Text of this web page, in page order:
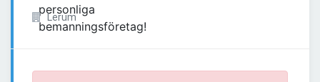
Lerum